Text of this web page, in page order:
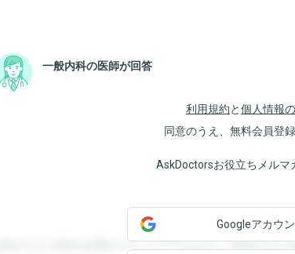
一般内科の医師が回答
利用規約と個人情報
同意のうえ、無料会員登
AskDoctorsお役立ちメルマ
登録すると回答を閲覧することができます。登録する
Googleアカウ